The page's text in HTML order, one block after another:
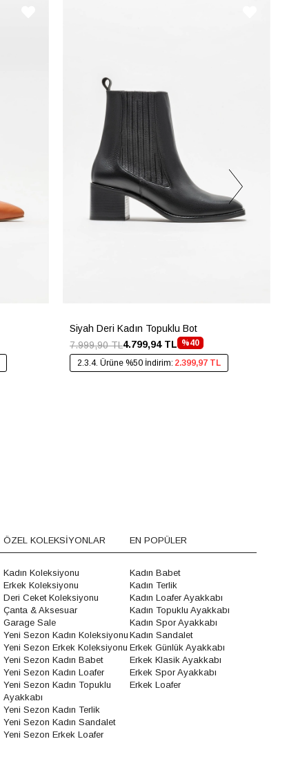
Siyah Deri Kadın Topuklu Bot
%40
4.799,94 TL
7.999,90 TL
2.3.4. Ürüne %50 İndirim: 2.399,97 TL
ÖZEL KOLEKSİYONLAR
Kadın Koleksiyonu
Erkek Koleksiyonu
Deri Ceket Koleksiyonu
Çanta & Aksesuar
Garage Sale
Yeni Sezon Kadın Koleksiyonu
Yeni Sezon Erkek Koleksiyonu
Yeni Sezon Kadın Babet
Yeni Sezon Kadın Loafer
Yeni Sezon Kadın Topuklu
Ayakkabı
Yeni Sezon Kadın Terlik
Yeni Sezon Kadın Sandalet
Yeni Sezon Erkek Loafer
EN POPÜLER
Kadın Babet
Kadın Terlik
Kadın Loafer Ayakkabı
Kadın Topuklu Ayakkabı
Kadın Spor Ayakkabı
Kadın Sandalet
Erkek Günlük Ayakkabı
Erkek Klasik Ayakkabı
Erkek Spor Ayakkabı
Erkek Loafer